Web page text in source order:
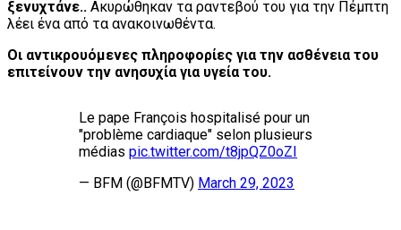
ξενυχτάνε.. Ακυρώθηκαν τα ραντεβού του για την Πέμπτη
λέει ένα από τα ανακοινωθέντα.
Oι αντικρουόμενες πληροφορίες για την ασθένεια του
επιτείνουν την ανησυχία για υγεία του.
Le pape François hospitalisé pour un
"problème cardiaque" selon plusieurs
médias pic.twitter.com/t8jpQZ0oZI
— BFM (@BFMTV) March 29, 2023